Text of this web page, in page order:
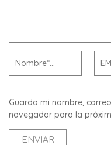
Guarda mi nombre,
navegador para la